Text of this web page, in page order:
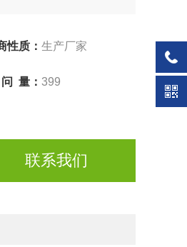
性质：生产厂家
量：399
联系我们